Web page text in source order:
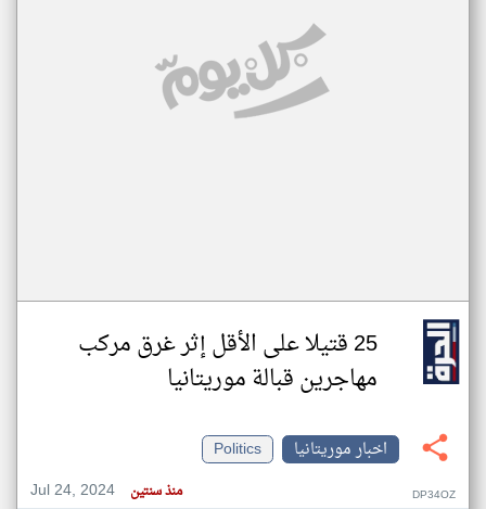
25 قتيلا على الأقل إثر غرق مركب
مهاجرين قبالة موريتانيا
اخبار موريتانيا
Politics
Jul 24, 2024
منذ سنتين DP34OZ